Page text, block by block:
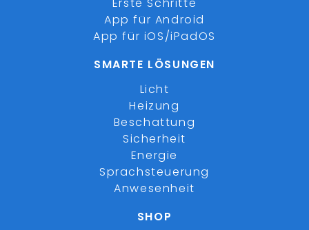
App für Android
App für iOS/iPadOS
SMARTE LÖSUNGEN
Licht
Heizung
Beschattung
Sicherheit
Energie
Sprachsteuerung
Anwesenheit
SHOP